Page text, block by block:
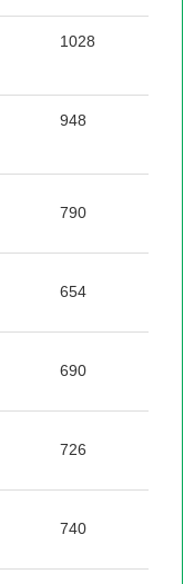
1028
948
790
654
690
726
740